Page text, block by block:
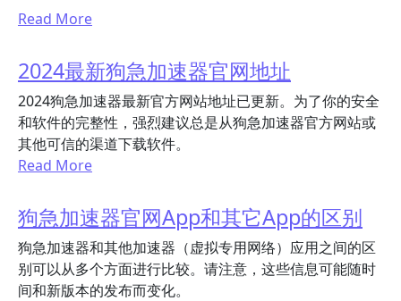
Read More
2024最新狗急加速器官网地址
2024狗急加速器最新官方网站地址已更新。为了你的安全
和软件的完整性，强烈建议总是从狗急加速器官方网站或
其他可信的渠道下载软件。
Read More
狗急加速器官网App和其它App的区别
狗急加速器和其他加速器（虚拟专用网络）应用之间的区
别可以从多个方面进行比较。请注意，这些信息可能随时
间和新版本的发布而变化。